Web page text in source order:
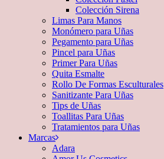
Colección Sirena
Limas Para Manos
Monómero para Uñas
Pegamento para Uñas
Pincel para Uñas
Primer Para Uñas
Quita Esmalte
Rollo De Formas Esculturales
Sanitizante Para Uñas
Tips de Uñas
Toallitas Para Uñas
Tratamientos para Uñas
Marcas
Adara